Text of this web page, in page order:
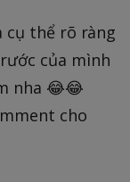
cụ thể rõ ràng
của mình
nha 😂😂
cho